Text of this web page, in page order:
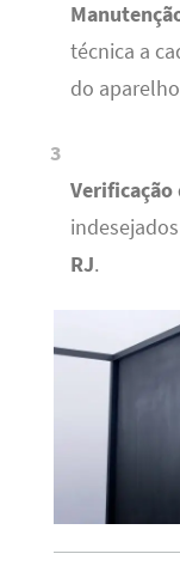
técnica a
do
Verificação
RJ.